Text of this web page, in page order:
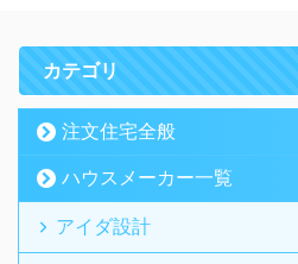
カテゴリ
注文住宅全般
ハウスメーカー一覧
アイダ設計